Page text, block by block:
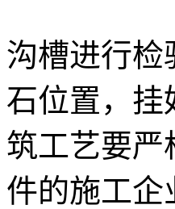
沟槽进行检
石位置，挂
筑工艺要严
件的施工企